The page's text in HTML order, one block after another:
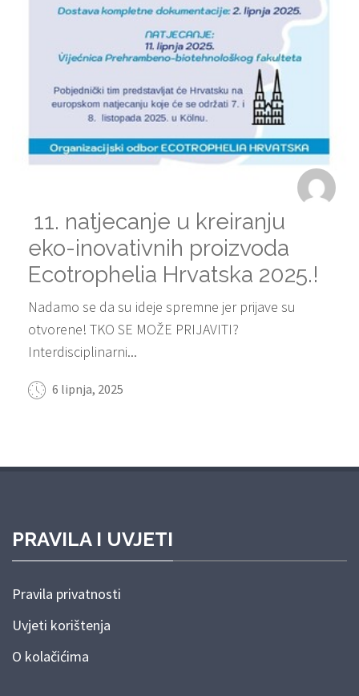
11. natjecanje u kreiranju
eko-inovativnih proizvoda
Ecotrophelia Hrvatska 2025.!
Nadamo se da su ideje spremne jer prijave su
otvorene! TKO SE MOŽE PRIJAVITI?
Interdisciplinarni...
6 lipnja, 2025
PRAVILA I UVJETI
Pravila privatnosti
Uvjeti korištenja
O kolačićima